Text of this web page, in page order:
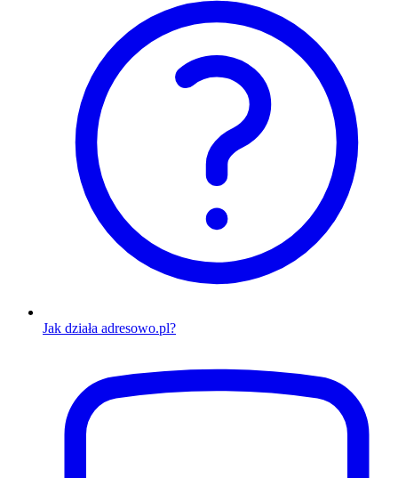
Jak działa adresowo.pl?